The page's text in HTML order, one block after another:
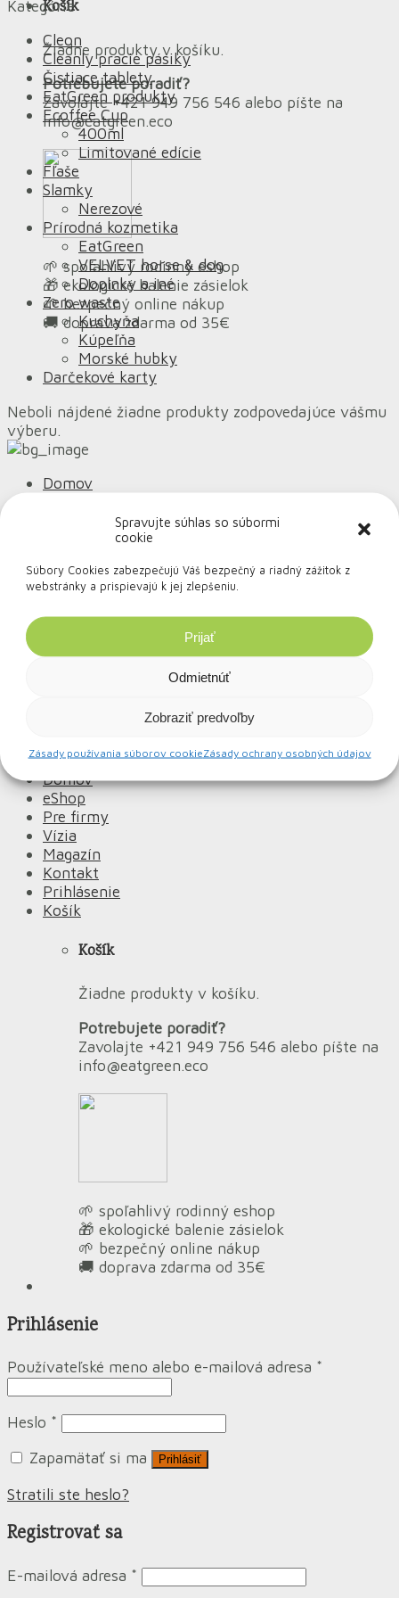
Spravujte súhlas so súbormi
cookie
Súbory Cookies zabezpečujú Váš bezpečný a riadný zážitok z
webstránky a prispievajú k jej zlepšeniu.
Prijať
Odmietnúť
Zobraziť predvoľby
Zásady používania súborov cookieZásady ochrany osobných údajov
Košík
Žiadne produkty v košíku.
Potrebujete poradiť?
Zavolajte +421 949 756 546 alebo píšte na
info@eatgreen.eco
🌱 spoľahlivý rodinný eshop
🎁 ekologické balenie zásielok
🌱 bezpečný online nákup
🚚 doprava zdarma od 35€
Kategórie
Cleon
Cleanly pracie pásiky
Čistiace tablety
EatGreen produkty
Ecoffee Cup
400ml
Limitované edície
Fľaše
Slamky
Nerezové
Prírodná kozmetika
EatGreen
VELVET horse & dog
Doplnky a iné
Zero waste
Kuchyňa
Kúpeľňa
Morské hubky
Darčekové karty
Neboli nájdené žiadne produkty zodpovedajúce vášmu
výberu.
Domov
Kontakt
Súťaže
Zásady ochrany osobných údajov
Obchodné podmienky
Reklamačný poriadok
Copyright © 2018 - 2021eatgreen.eco
Domov
eShop
Pre firmy
Vízia
Magazín
Kontakt
Prihlásenie
Košík
Košík
Žiadne produkty v košíku.
Potrebujete poradiť?
Zavolajte +421 949 756 546 alebo píšte na
info@eatgreen.eco
🌱 spoľahlivý rodinný eshop
🎁 ekologické balenie zásielok
🌱 bezpečný online nákup
🚚 doprava zdarma od 35€
Prihlásenie
Používateľské meno alebo e-mailová adresa *
Heslo *
Zapamätať si ma
Prihlásiť
Stratili ste heslo?
Registrovať sa
E-mailová adresa *